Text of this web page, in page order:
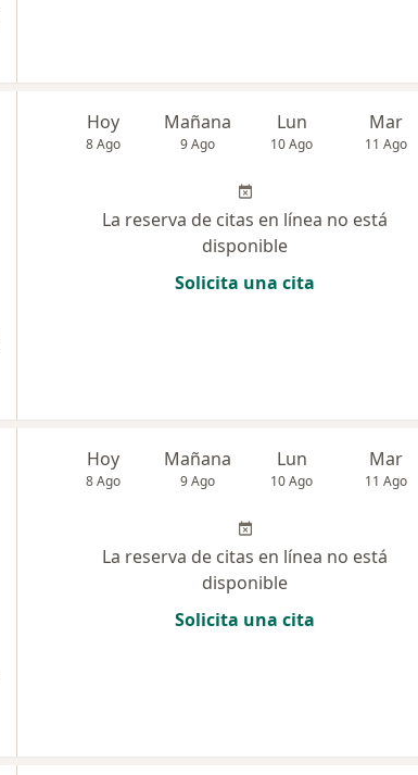
Hoy
8 Ago
Mañana
9 Ago
Lun
10 Ago
Mar
11 Ago
La reserva de citas en línea no está
disponible
Solicita una cita
Hoy
8 Ago
Mañana
9 Ago
Lun
10 Ago
Mar
11 Ago
La reserva de citas en línea no está
disponible
Solicita una cita